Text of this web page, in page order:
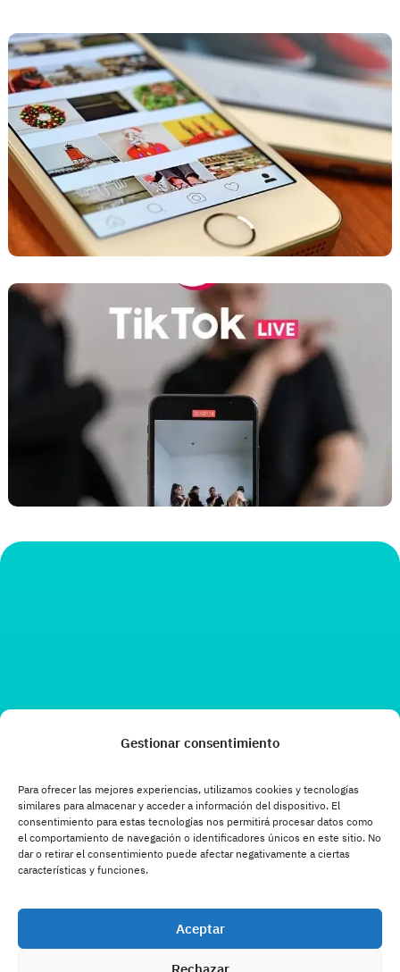
Gestionar consentimiento
Para ofrecer las mejores experiencias, utilizamos cookies y tecnologías
similares para almacenar y acceder a información del dispositivo. El
consentimiento para estas tecnologías nos permitirá procesar datos como
el comportamiento de navegación o identificadores únicos en este sitio. No
dar o retirar el consentimiento puede afectar negativamente a ciertas
características y funciones.
Aceptar
Rechazar